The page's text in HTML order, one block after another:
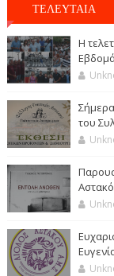
ΤΕΛΕΥΤΑΙΑ
Η
του
Αστακό